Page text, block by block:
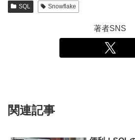
SQL Snowflake
著者SNS
関連記事